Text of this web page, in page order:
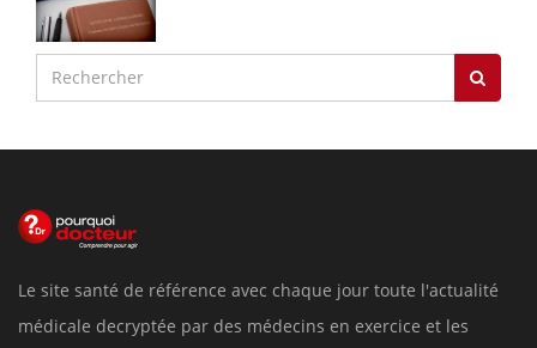
Le site santé de référence avec chaque jour toute l'actualité
médicale decryptée par des médecins en exercice et les